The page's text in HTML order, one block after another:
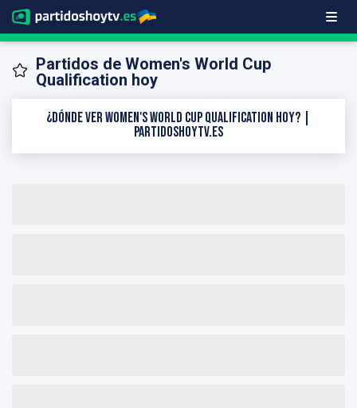
Partidos de Women's World Cup
Qualification hoy
¿Dónde ver Women's World Cup Qualification hoy? |
PartidosHoyTV.es